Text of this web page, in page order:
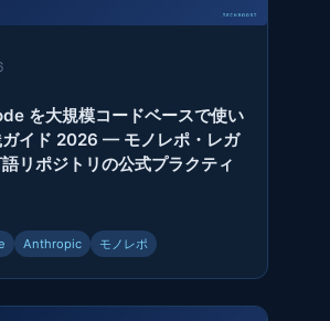
を大規模コードベースで使い
ガイド 2026 — モノレポ・レガ
リポジトリの公式プラクティ
Anthropic モノレポ